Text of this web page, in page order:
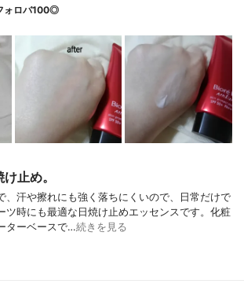
ォロバ100◎
止め。
、汗や擦れにも強く落ちにくいので、日常だけで
ツ時にも最適な日焼け止めエッセンスです。化粧
ターベースで…続きを見る